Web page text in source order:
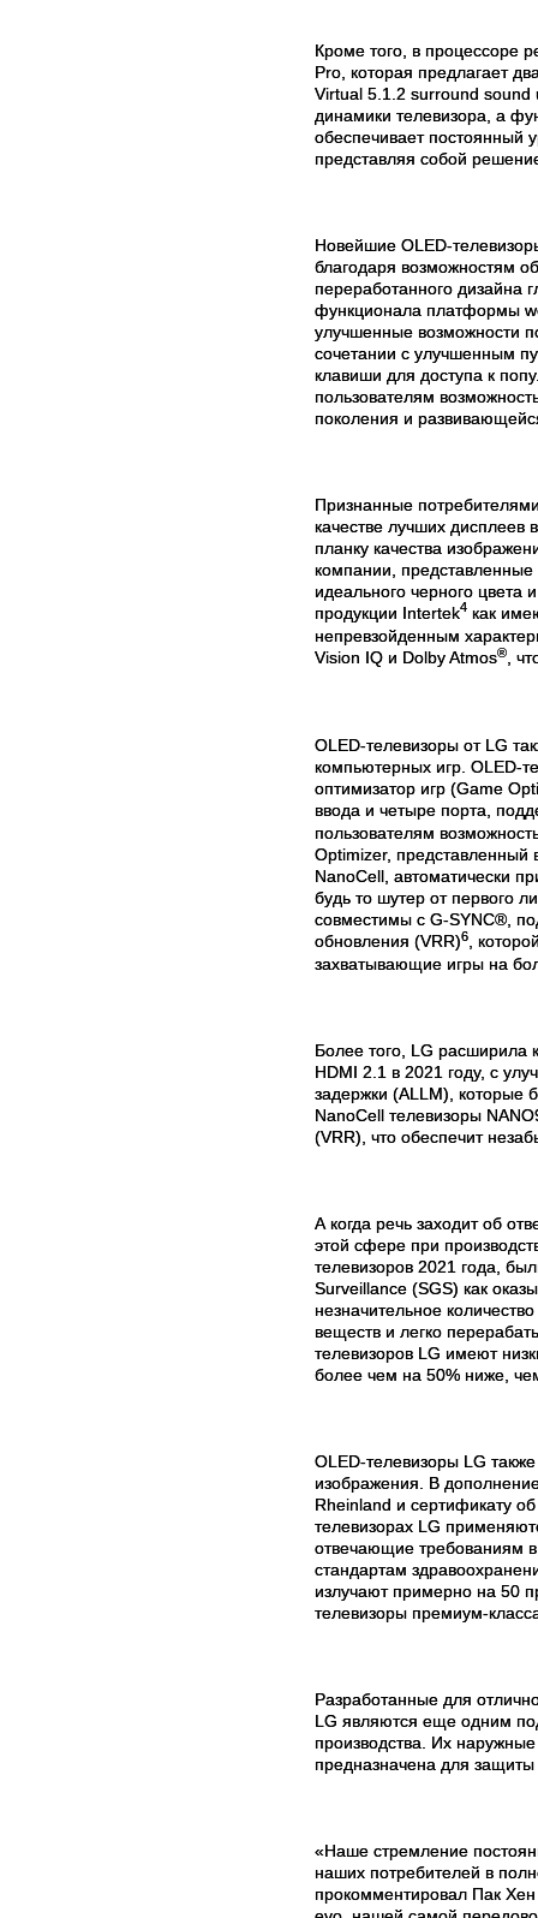
Кроме того, в процессоре
Pro, которая предлагает
Virtual 5.1.2 surround sound
динамики телевизора, а
обеспечивает постоянный
представляя собой
Новейшие OLED-
благодаря возможностям
переработанного дизайна
функционала платформы
улучшенные возможности
сочетании с улучшенным
клавиши для доступа к
пользователям
поколения и
Признанные
качестве лучших
планку качества
компании,
идеального черного
продукции Intertek4 как
непревзойденным
Vision IQ и Dolby Atmos® ,
OLED-телевизоры от LG
компьютерных игр. OLED-
оптимизатор игр (Game
ввода и четыре порта,
пользователям
Optimizer, представленный
NanoCell, автоматически
будь то шутер от первого
совместимы с G-SYNC®,
обновления (VRR)6,
захватывающие игры на
Более того, LG расширила
HDMI 2.1 в 2021 году, с
задержки (ALLM), которые
NanoCell телевизоры NANO
(VRR), что обеспечит
А когда речь заходит об
этой сфере при
телевизоров 2021 года,
Surveillance (SGS) как
незначительное
веществ и легко
телевизоров LG имеют
более чем на 50% ниже,
OLED-телевизоры LG
изображения. В
Rheinland и сертификату
телевизорах LG
отвечающие требованиям в
стандартам
излучают примерно на 50
телевизоры премиум-
Разработанные для
LG являются еще одним
производства. Их
предназначена для
«Наше стремление
наших потребителей в
прокомментировал Пак